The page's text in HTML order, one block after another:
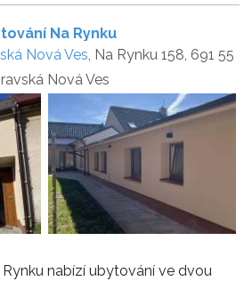
Na Rynku
Nová Ves, Na Rynku 158, 691 55
Nová Ves
Rynku nabízí ubytování ve dvou